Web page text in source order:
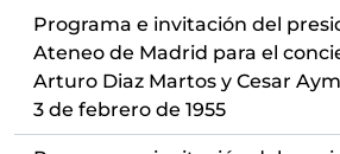
Programa e invitación del
Ateneo de Madrid para el
Arturo Diaz Martos y Cesar
3 de febrero de 1955